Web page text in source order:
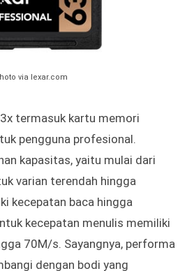
via lexar.com
termasuk kartu memori
pengguna profesional.
kapasitas, yaitu mulai dari
varian terendah hingga
kecepatan baca hingga
kecepatan menulis memiliki
70M/s. Sayangnya, performa
dengan bodi yang